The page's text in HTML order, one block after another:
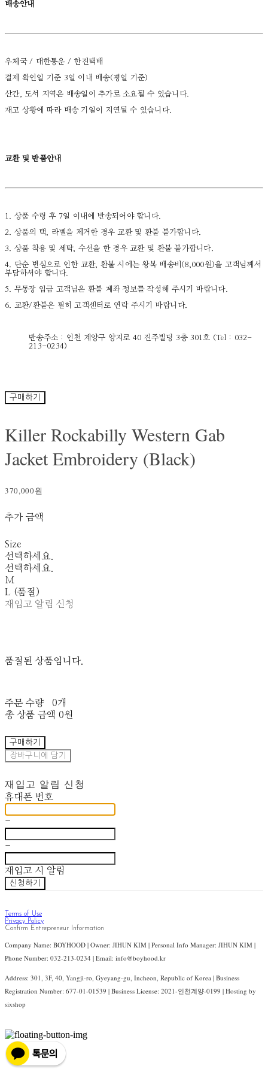
배송안내
우체국 / 대한통운 / 한진택배
결제 확인일 기준 3일 이내 배송(평일 기준)
산간, 도서 지역은 배송일이 추가로 소요될 수 있습니다.
재고 상황에 따라 배송 기일이 지연될 수 있습니다.
교환 및 반품안내
1. 상품 수령 후 7일 이내에 반송되어야 합니다.
2. 상품의 택, 라벨을 제거한 경우 교환 및 환불 불가합니다.
3. 상품 착용 및 세탁, 수선을 한 경우 교환 및 환불 불가합니다.
4. 단순 변심으로 인한 교환, 환불 시에는 왕복 배송비(8,000원)을 고객님께서
부담하셔야 합니다.
5. 무통장 입금 고객님은 환불 계좌 정보를 작성해 주시기 바랍니다.
6. 교환/환불은 필히 고객센터로 연락 주시기 바랍니다.
반송주소 : 인천 계양구 양지로 40 진주빌딩 3층 301호 (Tel : 032-
213-0234)
구매하기
Killer Rockabilly Western Gab
Jacket Embroidery (Black)
370,000원
추가 금액
Size
선택하세요.
선택하세요.
M
L (품절)
재입고 알림 신청
품절된 상품입니다.
주문 수량
0개
총 상품 금액 0원
구매하기
장바구니에 담기
재입고 알림 신청
휴대폰 번호
-
-
재입고 시 알림
신청하기
Terms of Use
Privacy Policy
Confirm Entrepreneur Information
Company Name: BOYHOOD | Owner: JIHUN KIM | Personal Info Manager: JIHUN KIM |
Phone Number: 032-213-0234 | Email: info@boyhood.kr
Address: 301, 3F, 40, Yangji-ro, Gyeyang-gu, Incheon, Republic of Korea | Business
Registration Number: 677-01-01539 | Business License: 2021-인천계양-0199 | Hosting by
sixshop